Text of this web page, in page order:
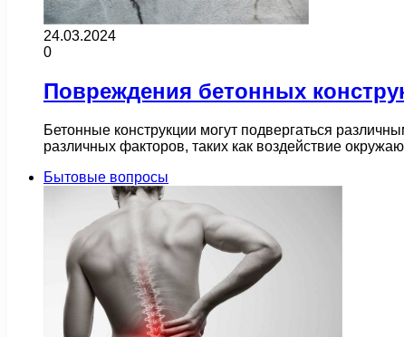
24.03.2024
0
Повреждения бетонных
Бетонные конструкции могут подвергаться
различных факторов, таких как воздействие
Бытовые вопросы